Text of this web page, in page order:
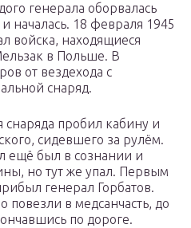
генерала оборвалась
началась. 18 февраля 1945
войска, находящиеся
в Польше. В
от вездехода с
снаряд.
снаряда пробил кабину и
сидевшего за рулём.
ещё был в сознании и
но тут же упал. Первым
генерал Горбатов.
повезли в медсанчасть, до
по дороге.